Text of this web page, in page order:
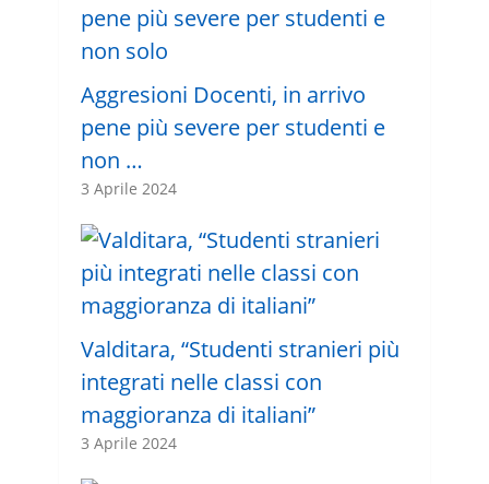
Aggresioni Docenti, in arrivo
pene più severe per studenti e
non …
3 Aprile 2024
Valditara, “Studenti stranieri più
integrati nelle classi con
maggioranza di italiani”
3 Aprile 2024